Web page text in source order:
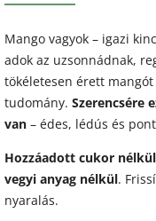
Mango vagyok – igazi
adok az uzsonnádnak,
tökéletesen érett
tudomány. Szerencsére
van – édes, lédús és
Hozzáadott cukor
vegyi anyag nélkül.
nyaralás.